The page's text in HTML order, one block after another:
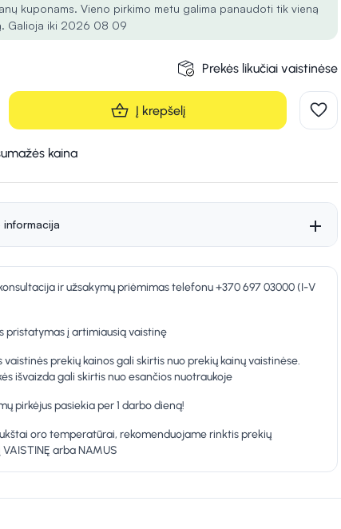
kuponams. Vieno pirkimo metu galima panaudoti tik vieną
Galioja iki 2026 08 09
Prekės likučiai vaistinėse
Į krepšelį
kaina
informacija
ir užsakymų priėmimas telefonu +370 697 03000 (I-V
pristatymas į artimiausią vaistinę
prekių kainos gali skirtis nuo prekių kainų vaistinėse.
išvaizda gali skirtis nuo esančios nuotraukoje
pirkėjus pasiekia per 1 darbo dieną!
oro temperatūrai, rekomenduojame rinktis prekių
arba NAMUS